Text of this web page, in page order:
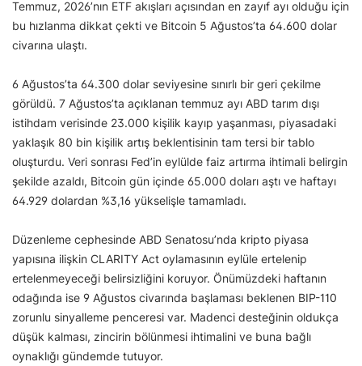
Temmuz, 2026’nın ETF akışları açısından en zayıf ayı olduğu için
bu hızlanma dikkat çekti ve Bitcoin 5 Ağustos’ta 64.600 dolar
civarına ulaştı.
6 Ağustos’ta 64.300 dolar seviyesine sınırlı bir geri çekilme
görüldü. 7 Ağustos’ta açıklanan temmuz ayı ABD tarım dışı
istihdam verisinde 23.000 kişilik kayıp yaşanması, piyasadaki
yaklaşık 80 bin kişilik artış beklentisinin tam tersi bir tablo
oluşturdu. Veri sonrası Fed’in eylülde faiz artırma ihtimali belirgin
şekilde azaldı, Bitcoin gün içinde 65.000 doları aştı ve haftayı
64.929 dolardan %3,16 yükselişle tamamladı.
Düzenleme cephesinde ABD Senatosu’nda kripto piyasa
yapısına ilişkin CLARITY Act oylamasının eylüle ertelenip
ertelenmeyeceği belirsizliğini koruyor. Önümüzdeki haftanın
odağında ise 9 Ağustos civarında başlaması beklenen BIP-110
zorunlu sinyalleme penceresi var. Madenci desteğinin oldukça
düşük kalması, zincirin bölünmesi ihtimalini ve buna bağlı
oynaklığı gündemde tutuyor.